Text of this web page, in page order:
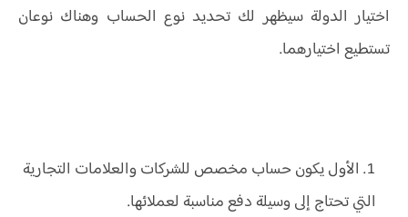
اختيار الدولة سيظهر لك تحديد نوع الحساب وهناك نوعان
تستطيع اختيارهما.
الأول يكون حساب مخصص للشركات والعلامات التجارية
التي تحتاج إلى وسيلة دفع مناسبة لعملائها.